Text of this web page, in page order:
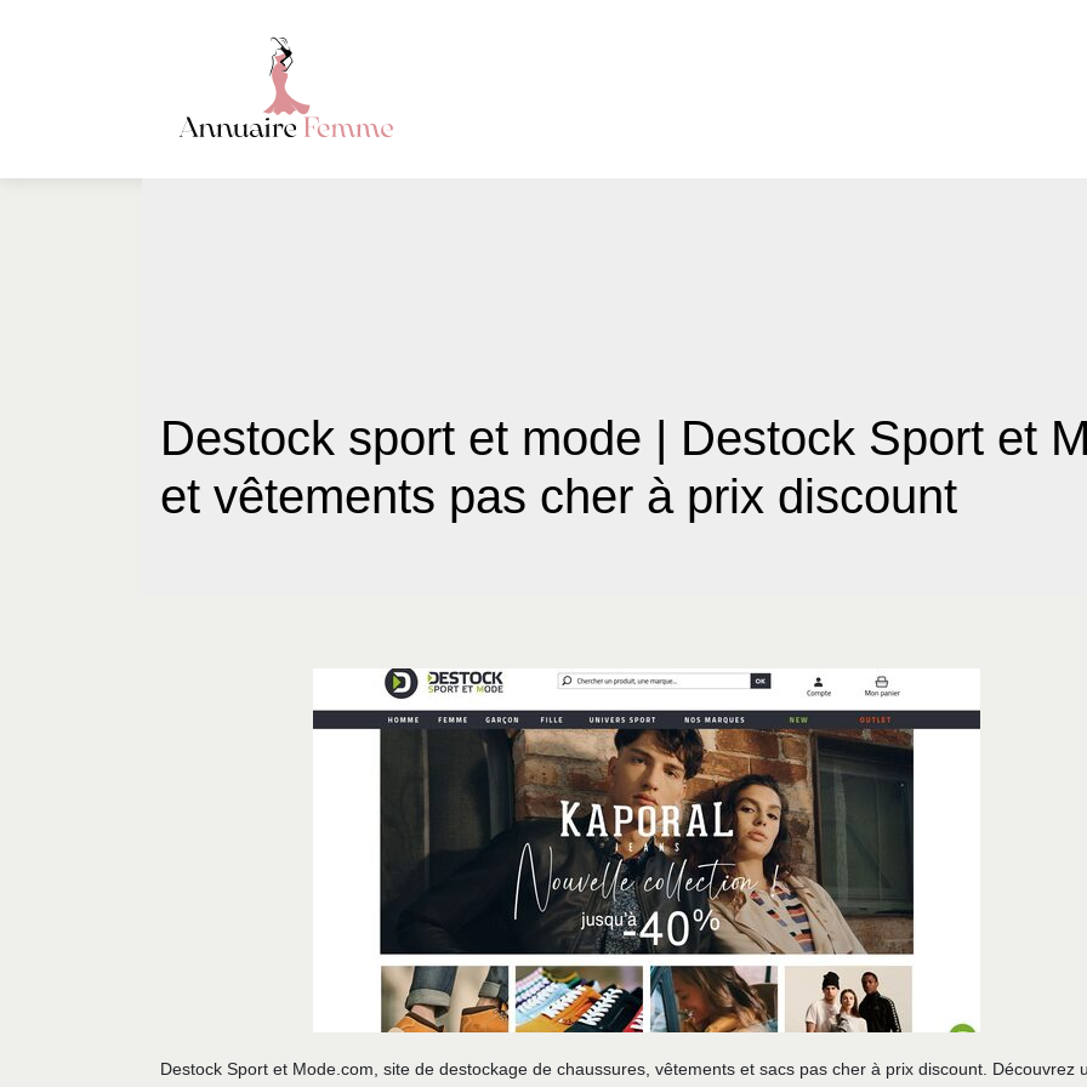
Destock sport et mode | Destock Sport et
et vêtements pas cher à prix discount
Destock Sport et Mode.com, site de destockage de chaussures, vêtements et sacs pas cher à prix discount. Découvrez